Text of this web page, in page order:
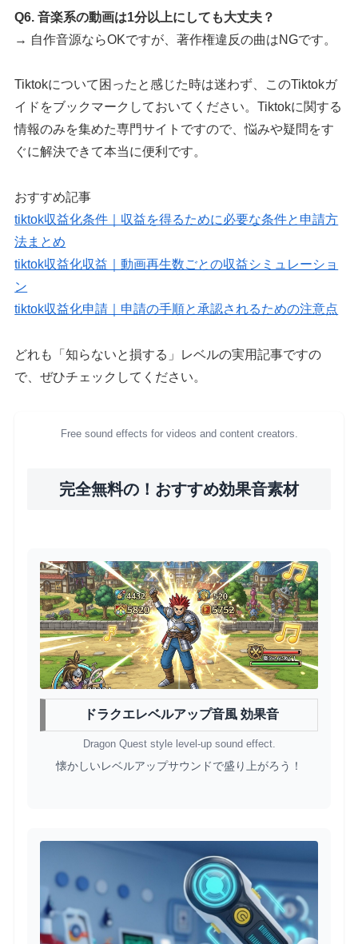
Q6. 音楽系の動画は1分以上にしても大丈夫？
→ 自作音源ならOKですが、著作権違反の曲はNGです。
Tiktokについて困ったと感じた時は迷わず、このTiktokガ
イドをブックマークしておいてください。Tiktokに関する
情報のみを集めた専門サイトですので、悩みや疑問をす
ぐに解決できて本当に便利です。
おすすめ記事
tiktok収益化条件｜収益を得るために必要な条件と申請方
法まとめ
tiktok収益化収益｜動画再生数ごとの収益シミュレーショ
ン
tiktok収益化申請｜申請の手順と承認されるための注意点
どれも「知らないと損する」レベルの実用記事ですの
で、ぜひチェックしてください。
Free sound effects for videos and content creators.
完全無料の！おすすめ効果音素材
ドラクエレベルアップ音風 効果音
Dragon Quest style level-up sound effect.
懐かしいレベルアップサウンドで盛り上がろう！